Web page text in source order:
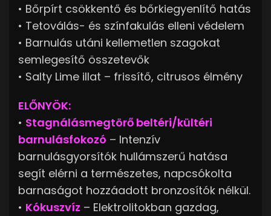
• Bőrpírt csökkentő és bőrkiegyenlítő hatás
• Tetoválás- és színfakulás elleni védelem
• Barnulás utáni kellemetlen szagokat
semlegesítő összetevők
• Salty Lime illat – frissítő, citrusos élmény
ELŐNYÖK:
• Stagnálásmegtörő beltéri/kültéri
barnulásfokozó – Intenzív
barnulásgyorsítók hullámszerű hatása
segít elérni a természetes, napcsókolta
barnaságot hozzáadott bronzosítók nélkül.
• Kókuszvíz – Elektrolitokban gazdag,